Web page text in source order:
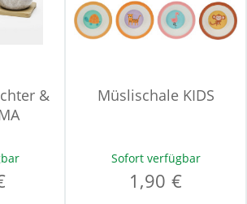
&
Müslischale KIDS
Sofort verfügbar
1,90 €